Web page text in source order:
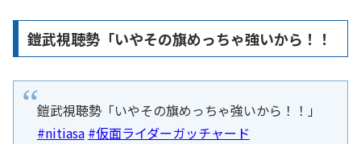
鎧武視聴勢「いやその旗めっちゃ強いから！！
鎧武視聴勢「いやその旗めっちゃ強いから！！」
#nitiasa #仮面ライダーガッチャード